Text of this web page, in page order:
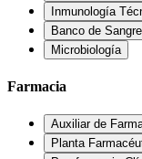
Inmunología
Banco de Sangre
Microbiología
Farmacia
Auxiliar de
Planta